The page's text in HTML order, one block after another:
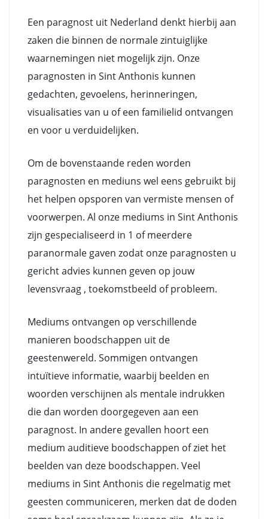
Een paragnost uit Nederland denkt hierbij aan
zaken die binnen de normale zintuiglijke
waarnemingen niet mogelijk zijn. Onze
paragnosten in Sint Anthonis kunnen
gedachten, gevoelens, herinneringen,
visualisaties van u of een familielid ontvangen
en voor u verduidelijken.
Om de bovenstaande reden worden
paragnosten en mediuns wel eens gebruikt bij
het helpen opsporen van vermiste mensen of
voorwerpen. Al onze mediums in Sint Anthonis
zijn gespecialiseerd in 1 of meerdere
paranormale gaven zodat onze paragnosten u
gericht advies kunnen geven op jouw
levensvraag , toekomstbeeld of probleem.
Mediums ontvangen op verschillende
manieren boodschappen uit de
geestenwereld. Sommigen ontvangen
intuïtieve informatie, waarbij beelden en
woorden verschijnen als mentale indrukken
die dan worden doorgegeven aan een
paragnost. In andere gevallen hoort een
medium auditieve boodschappen of ziet het
beelden van deze boodschappen. Veel
mediums in Sint Anthonis die regelmatig met
geesten communiceren, merken dat de doden